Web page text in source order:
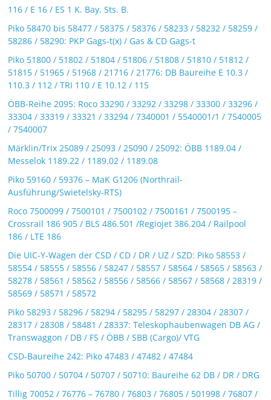
116 / E 16 / ES 1 K. Bay. Sts. B.
Piko 58470 bis 58477 / 58375 / 58376 / 58233 / 58232 / 58259 /
58286 / 58290: PKP Gags-t(x) / Gas & CD Gags-t
Piko 51800 / 51802 / 51804 / 51806 / 51808 / 51810 / 51812 /
51815 / 51965 / 51968 / 21716 / 21776: DB Baureihe E 10.3 /
110.3 / 112 / TRI 110 / E 10.12 / 115
ÖBB-Reihe 2095: Roco 33290 / 33292 / 33298 / 33300 / 33296 /
33304 / 33319 / 33321 / 33294 / 7340001 / 5540001/1 / 7540005
/ 7540007
Märklin/Trix 25089 / 25093 / 25090 / 25092: ÖBB 1189.04 /
Messelok 1189.22 / 1189.02 / 1189.08
Piko 59160 / 59376 – MaK G1206 (Northrail-
Ausführung/Swietelsky-RTS)
Roco 7500099 / 7500101 / 7500102 / 7500161 / 7500195 –
Crossrail 186 905 / BLS 486.501 /Regiojet 386.204 / Railpool
186 / LTE 186
Die UIC-Y-Wagen der CSD / CD / DR / UZ / SZD: Piko 58553 /
58554 / 58555 / 58556 / 58247 / 58557 / 58564 / 58565 / 58563 /
58278 / 58561 / 58562 / 58556 / 58566 / 58567 / 58568 / 28319 /
58569 / 58571 / 58572
Piko 58293 / 58296 / 58294 / 58295 / 58297 / 28304 / 28307 /
28317 / 28308 / 58481 / 28337: Teleskophaubenwagen DB AG /
Transwaggon / DB / FS / ÖBB / SBB (Cargo)/ VTG
CSD-Baureihe 242: Piko 47483 / 47482 / 47484
Piko 50700 / 50704 / 50707 / 50710: Baureihe 62 DB / DR / DRG
Tillig 70052 / 76776 – 76780 / 76803 / 76805 / 501998 / 76807 /